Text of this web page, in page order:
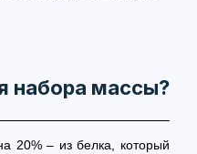
набора массы?
20% – из белка, который